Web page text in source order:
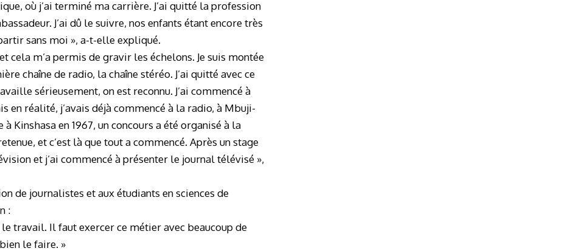
où j’ai terminé ma carrière. J’ai quitté la profession
J’ai dû le suivre, nos enfants étant encore très
sans moi », a-t-elle expliqué.
cela m’a permis de gravir les échelons. Je suis montée
chaîne de radio, la chaîne stéréo. J’ai quitté avec ce
sérieusement, on est reconnu. J’ai commencé à
en réalité, j’avais déjà commencé à la radio, à Mbuji-
Kinshasa en 1967, un concours a été organisé à la
et c’est là que tout a commencé. Après un stage
et j’ai commencé à présenter le journal télévisé »,
de journalistes et aux étudiants en sciences de
:
le travail. Il faut exercer ce métier avec beaucoup de
le faire. »